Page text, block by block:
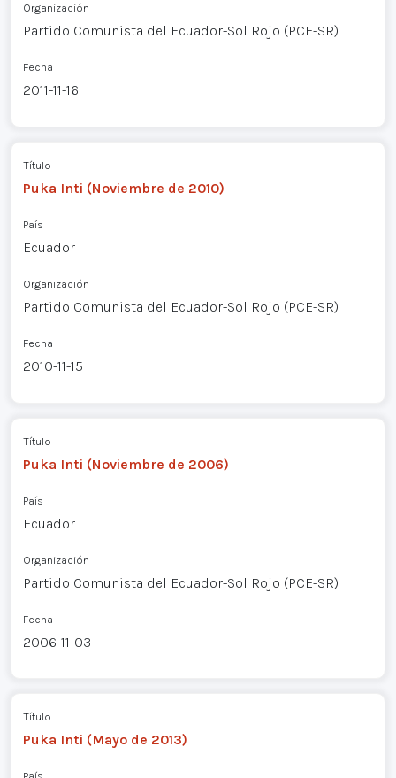
Organización
Partido Comunista del Ecuador-Sol Rojo (PCE-SR)
Fecha
2011-11-16
Título
Puka Inti (Noviembre de 2010)
País
Ecuador
Organización
Partido Comunista del Ecuador-Sol Rojo (PCE-SR)
Fecha
2010-11-15
Título
Puka Inti (Noviembre de 2006)
País
Ecuador
Organización
Partido Comunista del Ecuador-Sol Rojo (PCE-SR)
Fecha
2006-11-03
Título
Puka Inti (Mayo de 2013)